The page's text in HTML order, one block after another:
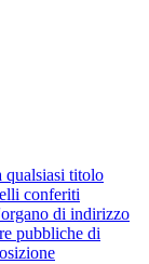
qualsiasi titolo
conferiti
di indirizzo
pubbliche di